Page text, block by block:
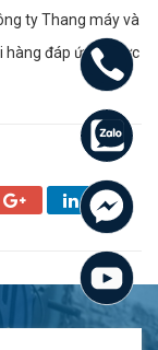
ty Thang máy và
hàng đáp ứng được